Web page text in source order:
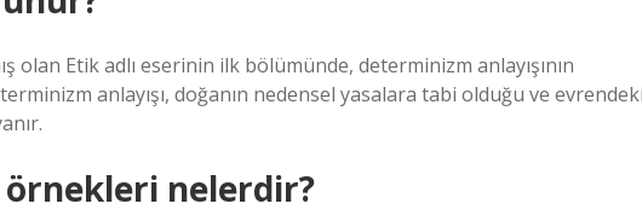
olan Etik adlı eserinin ilk bölümünde, determinizm anlayışının
anlayışı, doğanın nedensel yasalara tabi olduğu ve
nelerdir?